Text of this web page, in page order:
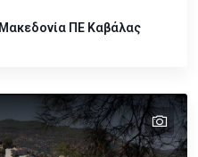
ΠΕ Καβάλας
text
text